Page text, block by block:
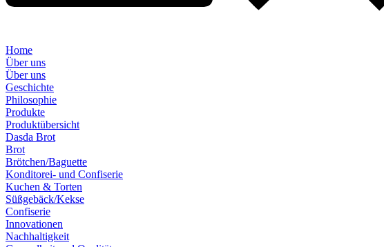
Home
Über uns
Über uns
Geschichte
Philosophie
Produkte
Produktübersicht
Dasda Brot
Brot
Brötchen/Baguette
Konditorei- und Confiserie
Kuchen & Torten
Süßgebäck/Kekse
Confiserie
Innovationen
Nachhaltigkeit